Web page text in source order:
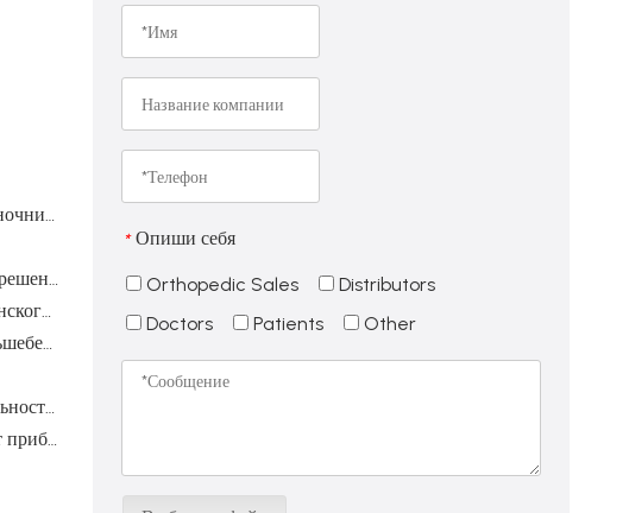
Китай против американских производителей позвоночника: как оценить поставщика имплантатов для позвоночника, помимо затрат
OEM-производитель ортопедических имплантатов: что дистрибьюторы должны проверить перед принятием решения
OEM-производитель ортопедических изделий в Китае: практическое руководство по поиску брендов медицинского оборудования
OEM-производители травматических имплантатов: как изготовить дистальную фиксирующую пластину большеберцовой кости, которой могут доверять дистрибьюторы
Иллюзия окупаемости инвестиций: перестаньте оценивать поставщиков ортопедических товаров по рентабельности первого порядка
Ловушка распределения позвоночника: оценка поставщика имплантатов для позвоночника, которая защищает прибыль
* Опиши себя
Orthopedic Sales
Distributors
Doctors
Patients Other